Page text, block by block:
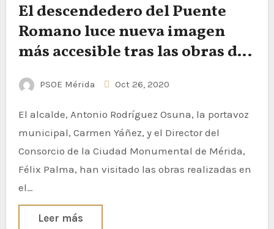
El descendedero del Puente
Romano luce nueva imagen
más accesible tras las obras de
mejora
PSOE Mérida Oct 26, 2020
El alcalde, Antonio Rodríguez Osuna, la portavoz
municipal, Carmen Yáñez, y el Director del
Consorcio de la Ciudad Monumental de Mérida,
Félix Palma, han visitado las obras realizadas en
el…
Leer más